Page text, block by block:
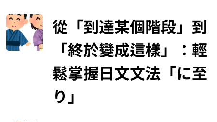
從「到達某個階段」到
「終於變成這樣」：輕
鬆掌握日文文法「に至
り」